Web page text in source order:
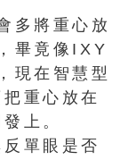
多將重心放
畢竟像IXY
現在智慧型
重心放在
上。
單眼是否